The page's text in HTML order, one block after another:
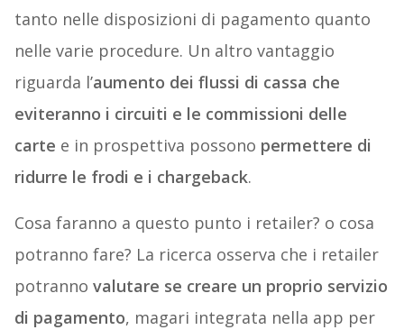
tanto nelle disposizioni di pagamento quanto
nelle varie procedure. Un altro vantaggio
riguarda l’aumento dei flussi di cassa che
eviteranno i circuiti e le commissioni delle
carte e in prospettiva possono permettere di
ridurre le frodi e i chargeback.
Cosa faranno a questo punto i retailer? o cosa
potranno fare? La ricerca osserva che i retailer
potranno valutare se creare un proprio servizio
di pagamento, magari integrata nella app per